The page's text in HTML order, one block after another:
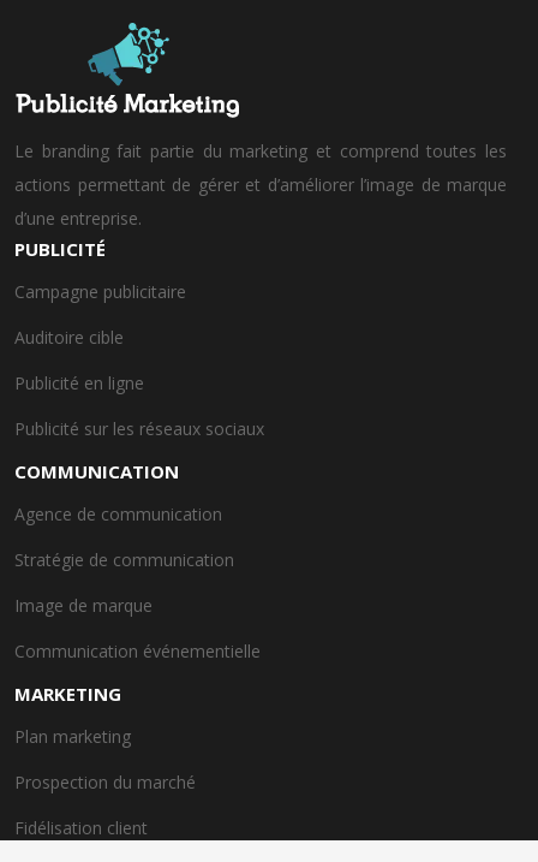
Le branding fait partie du marketing et comprend toutes les
actions permettant de gérer et d’améliorer l’image de marque
d’une entreprise.
PUBLICITÉ
Campagne publicitaire
Auditoire cible
Publicité en ligne
Publicité sur les réseaux sociaux
COMMUNICATION
Agence de communication
Stratégie de communication
Image de marque
Communication événementielle
MARKETING
Plan marketing
Prospection du marché
Fidélisation client